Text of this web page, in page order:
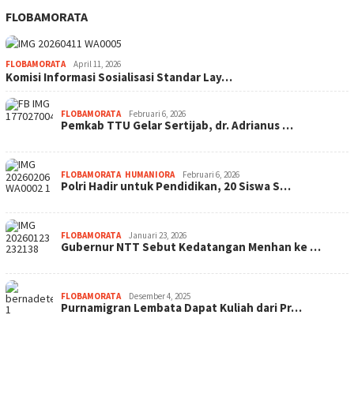
FLOBAMORATA
FLOBAMORATA April 11, 2026
Komisi Informasi Sosialisasi Standar Lay…
FLOBAMORATA Februari 6, 2026
Pemkab TTU Gelar Sertijab, dr. Adrianus …
FLOBAMORATA HUMANIORA Februari 6, 2026
Polri Hadir untuk Pendidikan, 20 Siswa S…
FLOBAMORATA Januari 23, 2026
Gubernur NTT Sebut Kedatangan Menhan ke …
FLOBAMORATA Desember 4, 2025
Purnamigran Lembata Dapat Kuliah dari Pr…